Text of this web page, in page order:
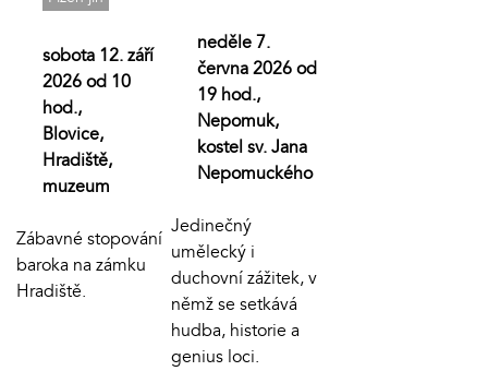
sobota 12. září
2026 od 10
hod.,
Blovice,
Hradiště,
muzeum
Zábavné stopování
baroka na zámku
Hradiště.
neděle 7.
června 2026 od
19 hod.,
Nepomuk,
kostel sv. Jana
Nepomuckého
Jedinečný
umělecký i
duchovní zážitek, v
němž se setkává
hudba, historie a
genius loci.